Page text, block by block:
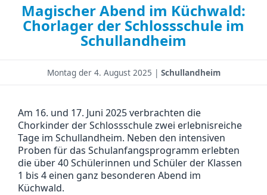
Magischer Abend im Küchwald:
Chorlager der Schlossschule im
Schullandheim
Montag der 4. August 2025 | Schullandheim
Am 16. und 17. Juni 2025 verbrachten die
Chorkinder der Schlossschule zwei erlebnisreiche
Tage im Schullandheim. Neben den intensiven
Proben für das Schulanfangsprogramm erlebten
die über 40 Schülerinnen und Schüler der Klassen
1 bis 4 einen ganz besonderen Abend im
Küchwald.